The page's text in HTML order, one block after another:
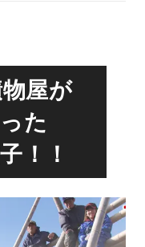
屋が
た
！！